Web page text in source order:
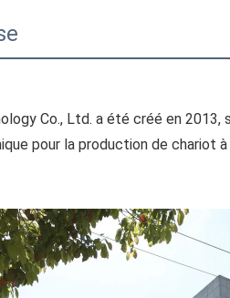
Co., Ltd. a été créé en
pour la production de